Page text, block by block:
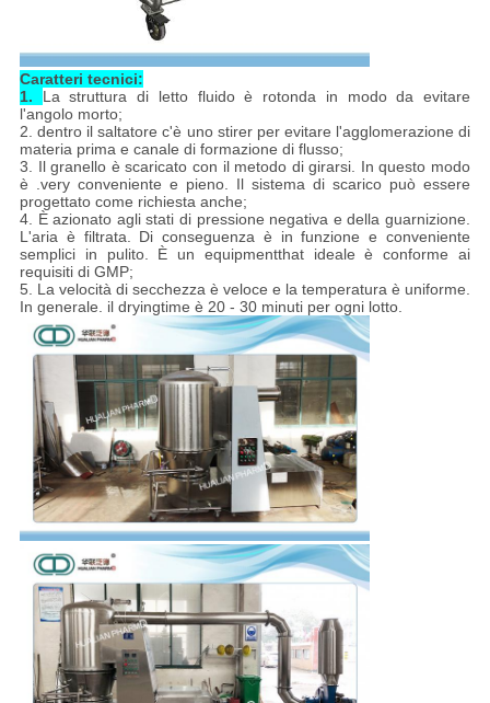
Caratteri tecnici:
1. La struttura di letto fluido è rotonda in modo da evitare
l'angolo morto;
2. dentro il saltatore c'è uno stirer per evitare l'agglomerazione di
materia prima e canale di formazione di flusso;
3. Il granello è scaricato con il metodo di girarsi. In questo modo
è .very conveniente e pieno. Il sistema di scarico può essere
progettato come richiesta anche;
4. È azionato agli stati di pressione negativa e della guarnizione.
L'aria è filtrata. Di conseguenza è in funzione e conveniente
semplici in pulito. È un equipmentthat ideale è conforme ai
requisiti di GMP;
5. La velocità di secchezza è veloce e la temperatura è uniforme.
In generale. il dryingtime è 20 - 30 minuti per ogni lotto.